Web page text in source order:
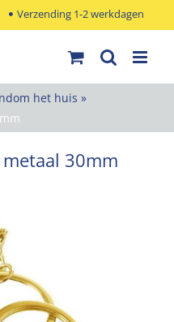
Verzending 1-2 werkdagen
het huis »
30mm